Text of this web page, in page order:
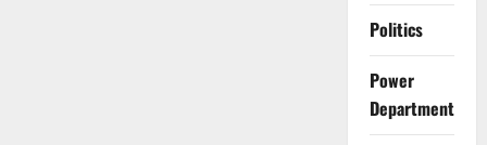
Politics
Power
Department